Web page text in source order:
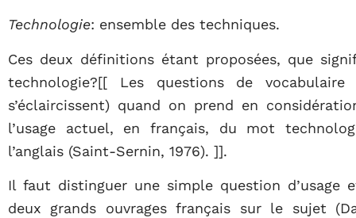
Technologie: ensemble des techniques.
Ces deux définitions étant proposées, que
technologie?[[ Les questions de
s’éclaircissent) quand on prend en
l’usage actuel, en français, du mot
l’anglais (Saint-Sernin, 1976). ]].
Il faut distinguer une simple question d’usage
deux grands ouvrages français sur le sujet